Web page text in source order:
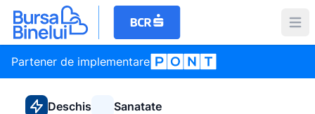
Partener de implementare
Deschis Sanatate